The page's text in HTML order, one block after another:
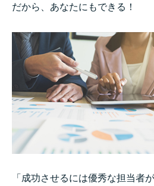
だから、あなたにもできる！
「成功させるには優秀な担当者